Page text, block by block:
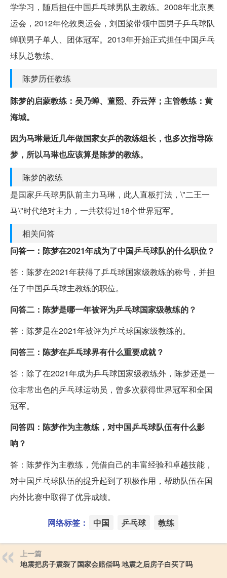
学学习，随后担任中国乒乓球男队主教练。2008年北京奥
运会，2012年伦敦奥运会，刘国梁带领中国男子乒乓球队
蝉联男子单人、团体冠军。2013年开始正式担任中国乒乓
球队总教练。
陈梦历任教练
陈梦的启蒙教练：吴乃蝉、董熙、乔云萍；主管教练：黄
海城。
因为马琳最近几年做国家女乒的教练组长，也多次指导陈
梦，所以马琳也应该算是陈梦的教练。
陈梦的教练
是国家乒乓球男队前主力马琳，此人直板打法，\"二王一
马\"时代绝对主力，一共获得过18个世界冠军。
相关问答
问答一：陈梦在2021年成为了中国乒乓球队的什么职位？
答：陈梦在2021年获得了乒乓球国家级教练的称号，并担
任了中国乒乓球主教练的职位。
问答二：陈梦是哪一年被评为乒乓球国家级教练的？
答：陈梦是在2021年被评为乒乓球国家级教练的。
问答三：陈梦在乒乓球界有什么重要成就？
答：除了在2021年成为乒乓球国家级教练外，陈梦还是一
位非常出色的乒乓球运动员，曾多次获得世界冠军和全国
冠军。
问答四：陈梦作为主教练，对中国乒乓球队伍有什么影
响？
答：陈梦作为主教练，凭借自己的丰富经验和卓越技能，
对中国乒乓球队伍的提升起到了积极作用，帮助队伍在国
内外比赛中取得了优异成绩。
网络标签： 中国 乒乓球 教练
上一篇
地震把房子震裂了国家会赔偿吗 地震之后房子白买了吗